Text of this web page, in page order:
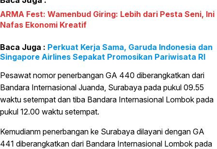
ARMA Fest: Wamenbud Giring: Lebih dari Pesta Seni, Ini
Nafas Ekonomi Kreatif
Perkuat Kerja Sama, Garuda Indonesia dan
Singapore Airlines Sepakat Promosikan Pariwisata RI
Pesawat nomor penerbangan GA 440 diberangkatkan dari
Bandara Internasional Juanda, Surabaya pada pukul 09.55
waktu setempat dan tiba Bandara Internasional Lombok pada
pukul 12.00 waktu setempat.
Kemudianm penerbangan ke Surabaya dilayani dengan GA
441 diberangkatkan dari Bandara Internasional Lombok pada